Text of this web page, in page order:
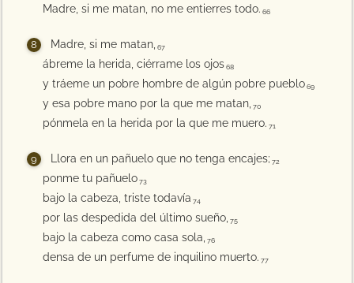
Madre, si me matan, no me entierres todo. 66
Madre, si me matan, 67
ábreme la herida, ciérrame los ojos 68
y tráeme un pobre hombre de algún pobre pueblo 69
y esa pobre mano por la que me matan, 70
pónmela en la herida por la que me muero. 71
Llora en un pañuelo que no tenga encajes; 72
ponme tu pañuelo 73
bajo la cabeza, triste todavía 74
por las despedida del último sueño, 75
bajo la cabeza como casa sola, 76
densa de un perfume de inquilino muerto. 77